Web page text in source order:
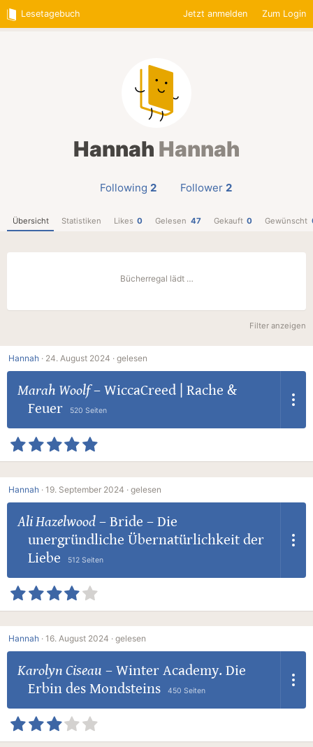
Lesetagebuch Jetzt anmelden Zum Login
Hannah Hannah
Following 2 Follower 2
Übersicht Statistiken Likes 0 Gelesen 47 Gekauft 0 Gewünscht
Bücherregal lädt …
Filter anzeigen
Hannah · 24. August 2024 · gelesen
Marah Woolf– WiccaCreed | Rache &
Feuer
520 Seiten
Hannah · 19. September 2024 · gelesen
Ali Hazelwood– Bride – Die
unergründliche Übernatürlichkeit der
Liebe
512 Seiten
Hannah · 16. August 2024 · gelesen
Karolyn Ciseau – Winter Academy. Die
Erbin des Mondsteins
450 Seiten